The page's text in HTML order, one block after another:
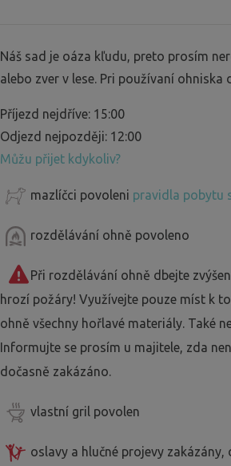
Náš sad je oáza kľudu, preto prosím
alebo zver v lese. Pri používaní
Příjezd nejdříve: 15:00
Odjezd nejpozději: 12:00
Můžu přijet kdykoliv?
mazlíčci povoleni pravidla pobytu
rozdělávání ohně povoleno
Při rozdělávání ohně dbejte
hrozí požáry! Využívejte pouze míst k
ohně všechny hořlavé materiály. Také
Informujte se prosím u majitele, zda
dočasně zakázáno.
vlastní gril povolen
oslavy a hlučné projevy